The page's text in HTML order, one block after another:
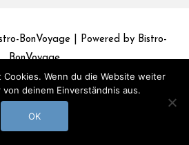
BonVoyage| Powered by Bistro-
BonVoyage
Datenschutz
Cookies. Wenn du die Website weiter
deinem Einverständnis aus.
OK